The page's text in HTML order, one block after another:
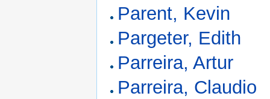
Parent, Kevin
Pargeter, Edith
Parreira, Artur
Parreira, Claudio